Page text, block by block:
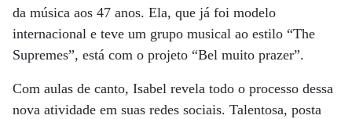
da música aos 47 anos. Ela, que já foi modelo
internacional e teve um grupo musical ao estilo “The
Supremes”, está com o projeto “Bel muito prazer”.
Com aulas de canto, Isabel revela todo o processo dessa
nova atividade em suas redes sociais. Talentosa, posta